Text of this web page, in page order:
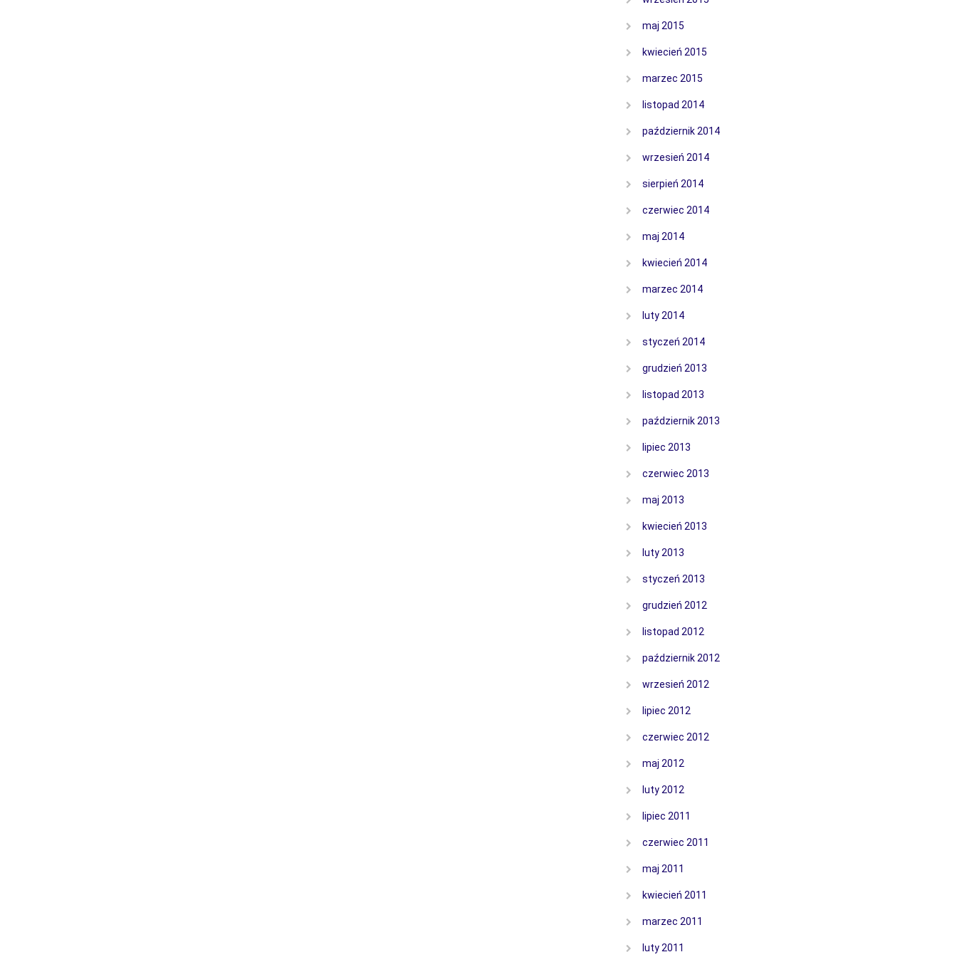
maj 2015
kwiecień 2015
marzec 2015
listopad 2014
październik 2014
wrzesień 2014
sierpień 2014
czerwiec 2014
maj 2014
kwiecień 2014
marzec 2014
luty 2014
styczeń 2014
grudzień 2013
listopad 2013
październik 2013
lipiec 2013
czerwiec 2013
maj 2013
kwiecień 2013
luty 2013
styczeń 2013
grudzień 2012
listopad 2012
październik 2012
wrzesień 2012
lipiec 2012
czerwiec 2012
maj 2012
luty 2012
lipiec 2011
czerwiec 2011
maj 2011
kwiecień 2011
marzec 2011
luty 2011